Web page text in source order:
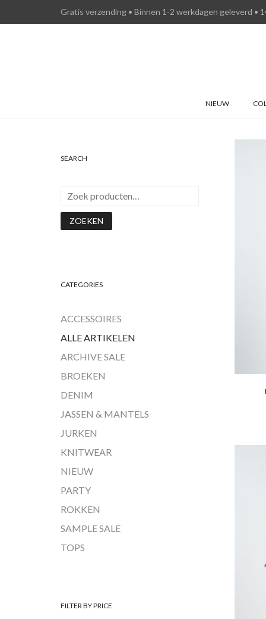
Gratis verzending • Binnen 1-2 werkdagen geleverd •
NIEUW
SEARCH
ZOEKEN
CATEGORIES
ACCESSOIRES
ALLE ARTIKELEN
ARCHIVE SALE
BROEKEN
DENIM
JASSEN & MANTELS
JURKEN
KNITWEAR
NIEUW
PARTY
ROKKEN
SAMPLE SALE
TOPS
FILTER BY PRICE